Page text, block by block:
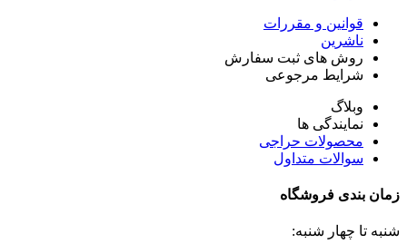
قوانین و مقررات
ناشرین
روش های ثبت سفارش
شرایط مرجوعی
وبلاگ
نمایندگی ها
محصولات حراجی
سوالات متداول
زمان بندی فروشگاه
شنبه تا چهار شنبه: